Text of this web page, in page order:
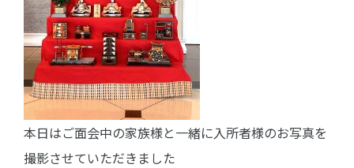
本日はご面会中の家族様と一緒に入所者様のお写真を
撮影させていただきました